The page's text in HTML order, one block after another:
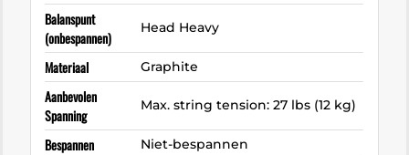
Balanspunt
(onbespannen)
Head Heavy
Materiaal Graphite
Aanbevolen
Spanning
Max. string tension: 27 lbs (12 kg)
Bespannen Niet-bespannen